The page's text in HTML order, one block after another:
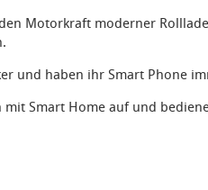
Motorkraft moderner
und haben ihr Smart Phone
mit Smart Home auf und